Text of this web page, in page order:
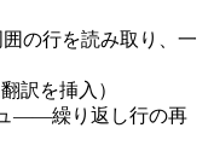
の行を読み取り、一
訳を挿入）
——繰り返し行の再